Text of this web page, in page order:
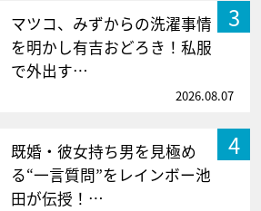
3
マツコ、みずからの洗濯事情
を明かし有吉おどろき！私服
で外出す…
2026.08.07
4
既婚・彼女持ち男を見極め
る“一言質問”をレインボー池
田が伝授！…